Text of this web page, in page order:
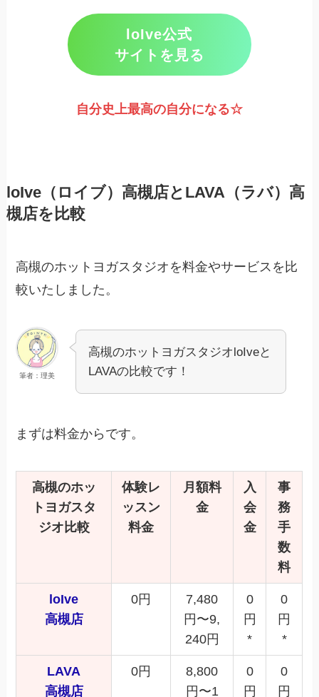
loIve公式
サイトを見る
自分史上最高の自分になる☆
loIve（ロイブ）高槻店とLAVA（ラバ）高
槻店を比較
高槻のホットヨガスタジオを料金やサービスを比
較いたしました。
筆者：理美
高槻のホットヨガスタジオloIveと
LAVAの比較です！
まずは料金からです。
高槻のホッ
トヨガスタ
ジオ比較
体験レ
ッスン
料金
月額料
金
入
会
金
事
務
手
数
料
loIve
高槻店
0円
7,480
円〜9,
240円
0
円
*
0
円
*
LAVA
高槻店
0円
8,800
円〜1
0
円
0
円